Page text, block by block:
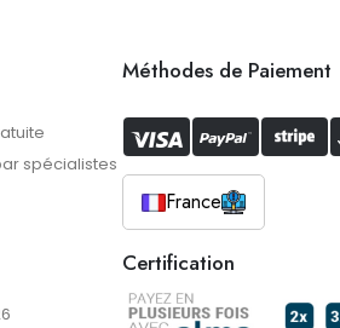
spécialistes
Méthodes de Paiement
France
Certification